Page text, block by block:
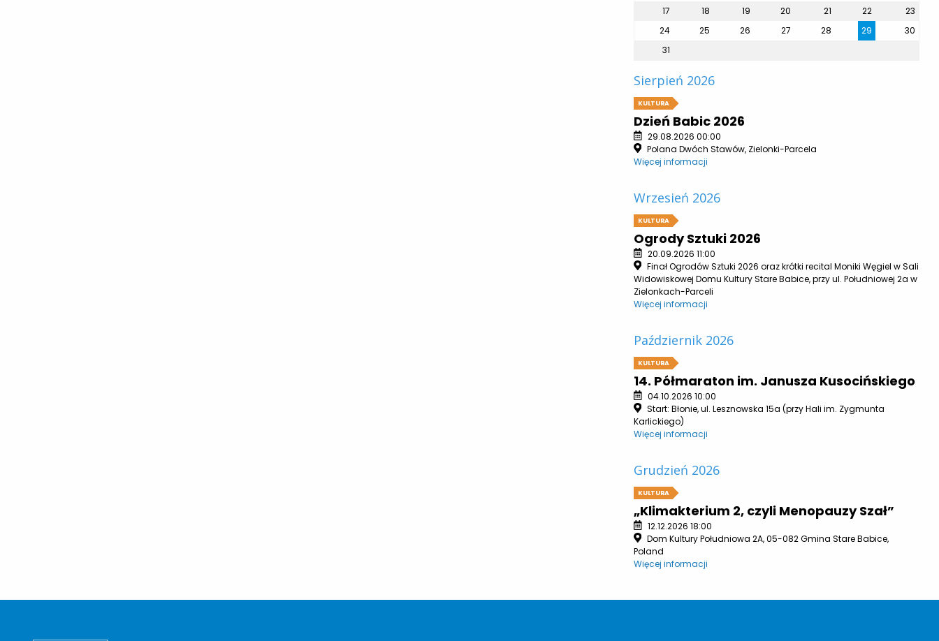
17
18 19 20 21 22
23
24
25 26 27 28 29
30
31
Sierpień 2026
KULTURA
Dzień Babic 2026
29.08.2026 00:00
Polana Dwóch Stawów, Zielonki-Parcela
Więcej informacji
Wrzesień 2026
KULTURA
Ogrody Sztuki 2026
20.09.2026 11:00
Finał Ogrodów Sztuki 2026 oraz krótki recital Moniki Węgiel w Sali
Widowiskowej Domu Kultury Stare Babice, przy ul. Południowej 2a w
Zielonkach-Parceli
Więcej informacji
Październik 2026
KULTURA
14. Półmaraton im. Janusza Kusocińskiego
04.10.2026 10:00
Start: Błonie, ul. Lesznowska 15a (przy Hali im. Zygmunta
Karlickiego)
Więcej informacji
Grudzień 2026
KULTURA
„Klimakterium 2, czyli Menopauzy Szał”
12.12.2026 18:00
Dom Kultury Południowa 2A, 05-082 Gmina Stare Babice,
Poland
Więcej informacji